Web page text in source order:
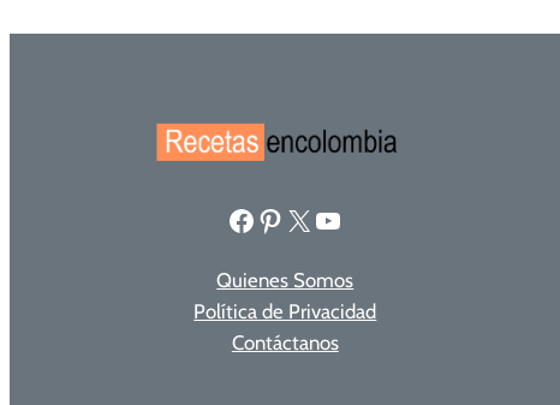
Facebook Pinterest X YouTube
Quienes Somos
Política de Privacidad
Contáctanos